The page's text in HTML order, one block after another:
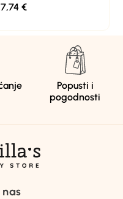
€
Popusti i
pogodnosti